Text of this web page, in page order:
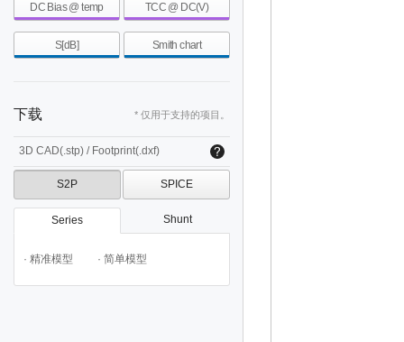
DC Bias @ temp TCC @ DC(V)
S[dB] Smith chart
下载 * 仅用于支持的项目。
3D CAD(.stp) / Footprint(.dxf)
S2P SPICE
Series Shunt
· 精准模型 · 简单模型